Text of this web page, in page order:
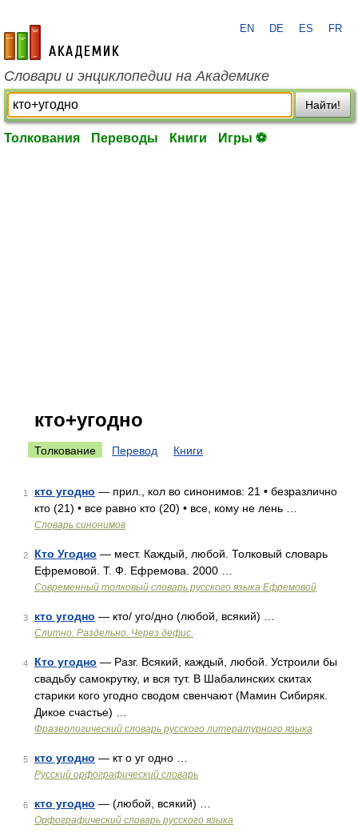
academic.ru
EN DE ES FR
Словари и энциклопедии на Академике
Найти!
Толкования Переводы Книги Игры ⚽
кто+угодно
Толкование Перевод Книги
1 кто угодно — прил., кол во синонимов: 21 • безразлично
кто (21) • все равно кто (20) • все, кому не лень …
Словарь синонимов
2 Кто Угодно — мест. Каждый, любой. Толковый словарь
Ефремовой. Т. Ф. Ефремова. 2000 …
Современный толковый словарь русского языка Ефремовой
3 кто угодно — кто/ уго/дно (любой, всякий) …
Слитно. Раздельно. Через дефис.
4 Кто угодно — Разг. Всякий, каждый, любой. Устроили бы
свадьбу самокрутку, и вся тут. В Шабалинских скитах
старики кого угодно сводом свенчают (Мамин Сибиряк.
Дикое счастье) …
Фразеологический словарь русского литературного языка
5 кто угодно — кт о уг одно …
Русский орфографический словарь
6 кто угодно — (любой, всякий) …
Орфографический словарь русского языка